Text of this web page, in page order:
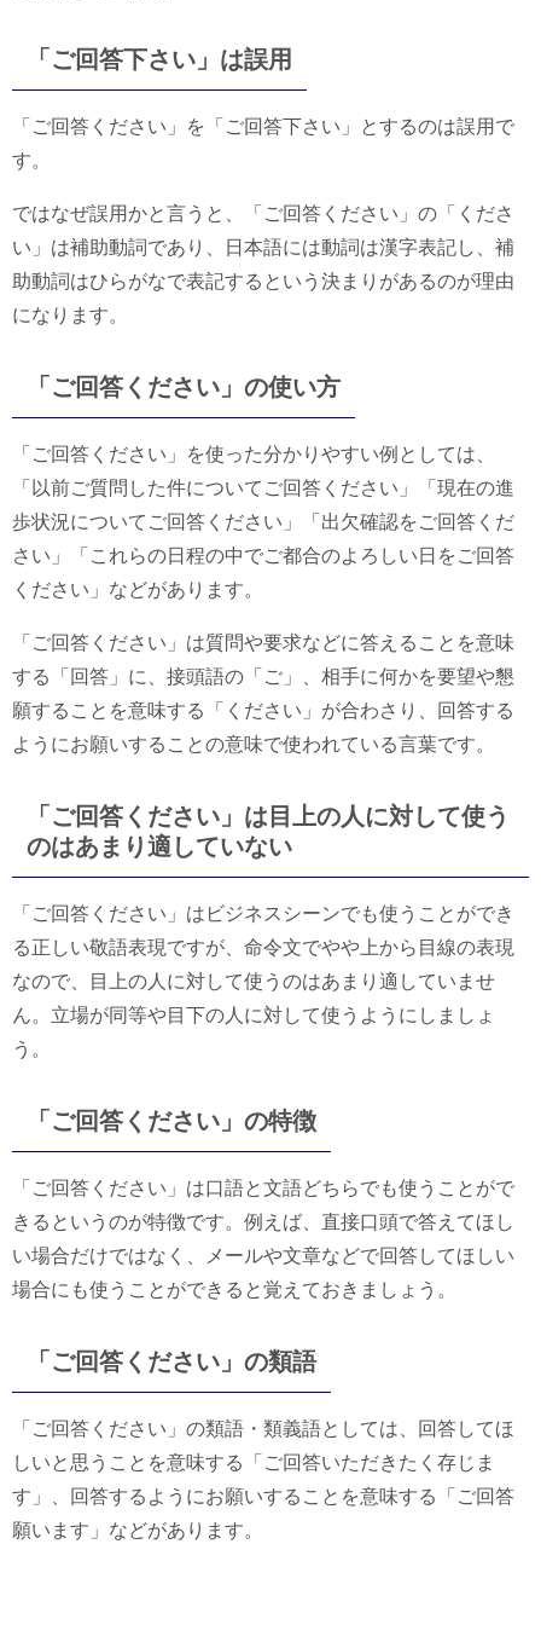
「ご回答下さい」は誤用
「ご回答ください」を「ご回答下さい」とするのは誤用で
す。
ではなぜ誤用かと言うと、「ご回答ください」の「くださ
い」は補助動詞であり、日本語には動詞は漢字表記し、補
助動詞はひらがなで表記するという決まりがあるのが理由
になります。
「ご回答ください」の使い方
「ご回答ください」を使った分かりやすい例としては、
「以前ご質問した件についてご回答ください」「現在の進
歩状況についてご回答ください」「出欠確認をご回答くだ
さい」「これらの日程の中でご都合のよろしい日をご回答
ください」などがあります。
「ご回答ください」は質問や要求などに答えることを意味
する「回答」に、接頭語の「ご」、相手に何かを要望や懇
願することを意味する「ください」が合わさり、回答する
ようにお願いすることの意味で使われている言葉です。
「ご回答ください」は目上の人に対して使う
のはあまり適していない
「ご回答ください」はビジネスシーンでも使うことができ
る正しい敬語表現ですが、命令文でやや上から目線の表現
なので、目上の人に対して使うのはあまり適していませ
ん。立場が同等や目下の人に対して使うようにしましょ
う。
「ご回答ください」の特徴
「ご回答ください」は口語と文語どちらでも使うことがで
きるというのが特徴です。例えば、直接口頭で答えてほし
い場合だけではなく、メールや文章などで回答してほしい
場合にも使うことができると覚えておきましょう。
「ご回答ください」の類語
「ご回答ください」の類語・類義語としては、回答してほ
しいと思うことを意味する「ご回答いただきたく存じま
す」、回答するようにお願いすることを意味する「ご回答
願います」などがあります。